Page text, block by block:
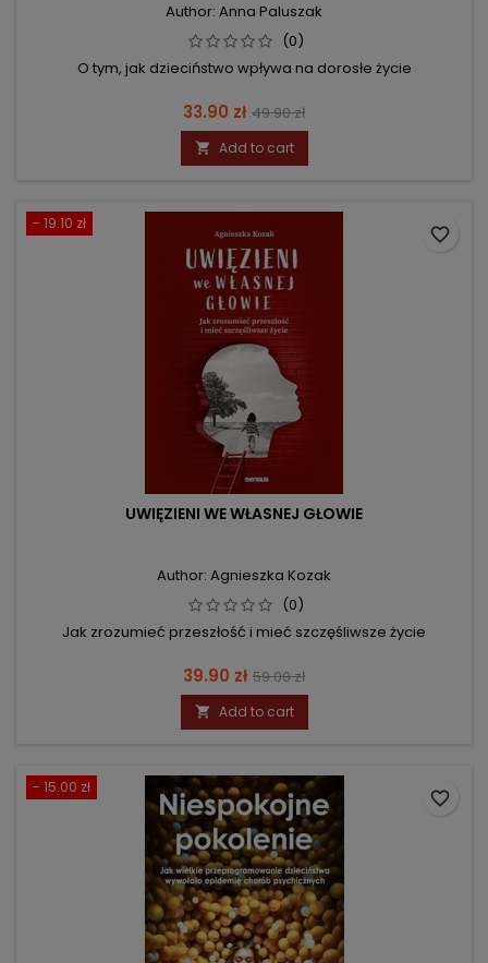
Author: Anna Paluszak
(0)
O tym, jak dzieciństwo wpływa na dorosłe życie
Price
33.90 zł Regular
price
49.90 zł
 Add to cart
- 19.10 zł
UWIĘZIENI WE WŁASNEJ GŁOWIE
Author: Agnieszka Kozak
(0)
Jak zrozumieć przeszłość i mieć szczęśliwsze życie
Price
39.90 zł Regular
price
59.00 zł
 Add to cart
favorite_border
- 15.00 zł
favorite_border